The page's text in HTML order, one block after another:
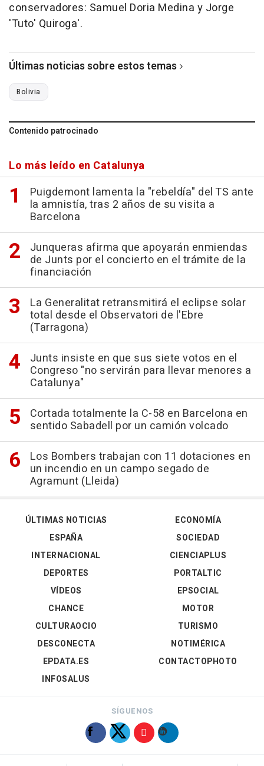
conservadores: Samuel Doria Medina y Jorge
'Tuto' Quiroga'.
Últimas noticias sobre estos temas
Bolivia
Contenido patrocinado
Lo más leído en Catalunya
Puigdemont lamenta la "rebeldía" del TS ante
la amnistía, tras 2 años de su visita a
Barcelona
Junqueras afirma que apoyarán enmiendas
de Junts por el concierto en el trámite de la
financiación
La Generalitat retransmitirá el eclipse solar
total desde el Observatori de l'Ebre
(Tarragona)
Junts insiste en que sus siete votos en el
Congreso "no servirán para llevar menores a
Catalunya"
Cortada totalmente la C-58 en Barcelona en
sentido Sabadell por un camión volcado
Los Bombers trabajan con 11 dotaciones en
un incendio en un campo segado de
Agramunt (Lleida)
ÚLTIMAS NOTICIAS
ESPAÑA
INTERNACIONAL
DEPORTES
VÍDEOS
ECONOMÍA
SOCIEDAD
CIENCIAPLUS
PORTALTIC
EPSOCIAL
CHANCE
CULTURAOCIO
DESCONECTA
EPDATA.ES
INFOSALUS
MOTOR
TURISMO
NOTIMÉRICA
CONTACTOPHOTO
SÍGUENOS